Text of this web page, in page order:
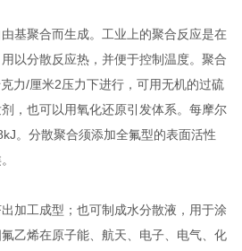
基聚合而生成。工业上的聚合反应是在
以分散反应热，并便于控制温度。聚合
力/厘米2压力下进行，可用无机的过硫
，也可以用氧化还原引发体系。每摩尔
。分散聚合须添加全氟型的表面活性
加工成型；也可制成水分散液，用于涂
乙烯在原子能、航天、电子、电气、化